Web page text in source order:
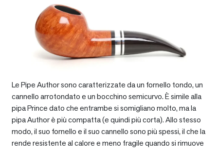
Le Pipe Author sono caratterizzate da un fornello tondo, un
cannello arrotondato e un bocchino semicurvo. È simile alla
pipa Prince dato che entrambe si somigliano molto, ma la
pipa Author è più compatta (e quindi più corta). Allo stesso
modo, il suo fornello e il suo cannello sono più spessi, il che la
rende resistente al calore e meno fragile quando si rimuove